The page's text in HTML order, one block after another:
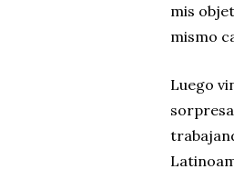
mis
mismo
Luego